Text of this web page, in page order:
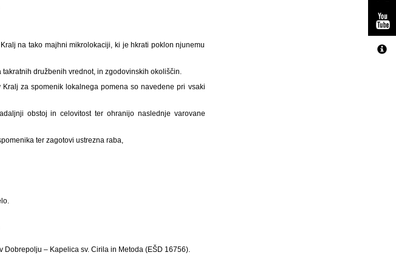
na tako majhni mikrolokaciji, ki je hkrati poklon njunemu
družbenih vrednot, in zgodovinskih okoliščin.
za spomenik lokalnega pomena so navedene pri vsaki
obstoj in celovitost ter ohranijo naslednje varovane
ter zagotovi ustrezna raba,
– Kapelica sv. Cirila in Metoda (EŠD 16756).